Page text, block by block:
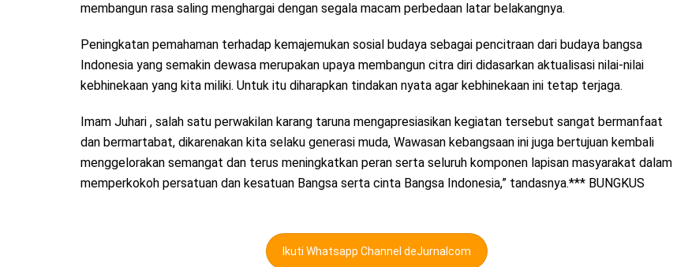
membangun rasa saling menghargai dengan segala macam perbedaan latar belakangnya.
Peningkatan pemahaman terhadap kemajemukan sosial budaya sebagai pencitraan dari budaya bangsa
Indonesia yang semakin dewasa merupakan upaya membangun citra diri didasarkan aktualisasi nilai-nilai
kebhinekaan yang kita miliki. Untuk itu diharapkan tindakan nyata agar kebhinekaan ini tetap terjaga.
Imam Juhari , salah satu perwakilan karang taruna mengapresiasikan kegiatan tersebut sangat bermanfaat
dan bermartabat, dikarenakan kita selaku generasi muda, Wawasan kebangsaan ini juga bertujuan kembali
menggelorakan semangat dan terus meningkatkan peran serta seluruh komponen lapisan masyarakat dalam
memperkokoh persatuan dan kesatuan Bangsa serta cinta Bangsa Indonesia,” tandasnya.*** BUNGKUS
Ikuti Whatsapp Channel deJurnalcom